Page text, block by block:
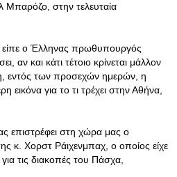
Μπαρόζο, στην τελευταία
είπε ο Έλληνας πρωθυπουργός
αν και κάτι τέτοιο κρίνεται μάλλον
εντός των προσεχών ημερών, η
εικόνα για το τι τρέχει στην Αθήνα,
επιστρέφει στη χώρα μας ο
κ. Χορστ Ράιχενμπαχ, ο οποίος είχε
τις διακοπές του Πάσχα,